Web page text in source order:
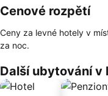
Cenové rozpětí
Ceny za levné hotely v
za noc.
Další ubytování v